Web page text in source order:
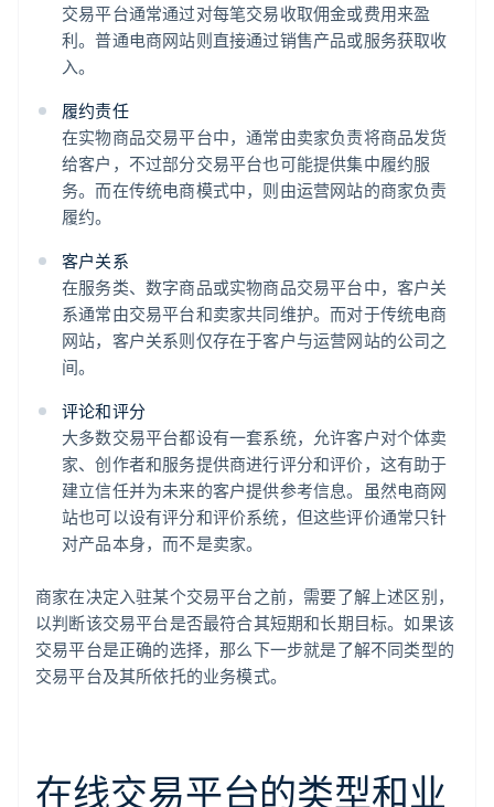
交易平台通常通过对每笔交易收取佣金或费用来盈
利。普通电商网站则直接通过销售产品或服务获取收
入。
履约责任
在实物商品交易平台中，通常由卖家负责将商品发货
给客户，不过部分交易平台也可能提供集中履约服
务。而在传统电商模式中，则由运营网站的商家负责
履约。
客户关系
在服务类、数字商品或实物商品交易平台中，客户关
系通常由交易平台和卖家共同维护。而对于传统电商
网站，客户关系则仅存在于客户与运营网站的公司之
间。
评论和评分
大多数交易平台都设有一套系统，允许客户对个体卖
家、创作者和服务提供商进行评分和评价，这有助于
建立信任并为未来的客户提供参考信息。虽然电商网
站也可以设有评分和评价系统，但这些评价通常只针
对产品本身，而不是卖家。
商家在决定入驻某个交易平台之前，需要了解上述区别，
以判断该交易平台是否最符合其短期和长期目标。如果该
交易平台是正确的选择，那么下一步就是了解不同类型的
交易平台及其所依托的业务模式。
在线交易平台的类型和业